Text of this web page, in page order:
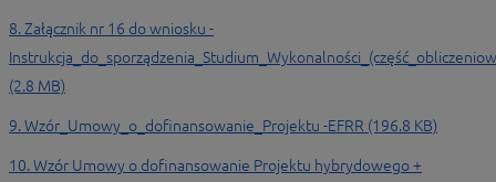
8. Załącznik nr 16 do wniosku -
(2.8 MB)
9. Wzór_Umowy_o_dofinansowanie_Projektu -EFRR (196.8 KB)
10. Wzór Umowy o dofinansowanie Projektu hybrydowego +